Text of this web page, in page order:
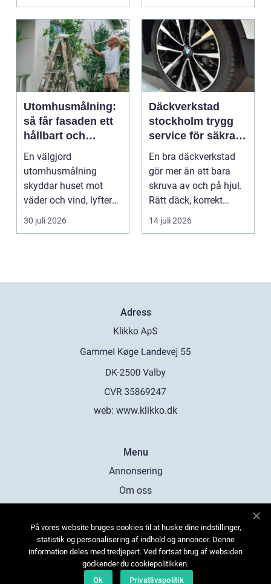
Utomhusmålning:
så får fasaden ett
hållbart och
vackert resultat
En välgjord
utomhusmålning
skyddar huset mot
väder och vind, lyfter
helhetsintrycket...
30 juli 2026
Däckverkstad
stockholm trygg
service för säkra
mil året runt
En bra däckverkstad
gör mer än att bara
skruva av och på hjul.
Rätt däck, korrekt
montering och rege...
14 juli 2026
Adress
web: www.klikko.dk
Menu
Annonsering
Om oss
Kontakta oss
Sitemap
På vores website bruges cookies til at huske dine indstillinger,
statistik og personalisering af indhold og annoncer. Denne
information deles med tredjepart. Ved fortsat brug af websiden
godkender du cookiepolitikken.
Ok
Privatlivspolitik